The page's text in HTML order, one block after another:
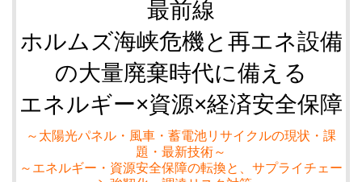
最前線
ホルムズ海峡危機と再エネ設備
の大量廃棄時代に備える
エネルギー×資源×経済安全保障
～太陽光パネル・風車・蓄電池リサイクルの現状・課
題・最新技術～
～エネルギー・資源安全保障の転換と、サプライチェー